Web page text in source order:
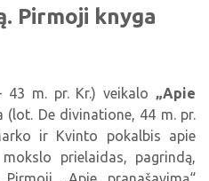
autoriaus balsu
„Atrask ir kurk"
Pirmoji knyga
43 m. pr. Kr.) veikalo „Apie
(lot. De divinatione, 44 m. pr.
ir Kvinto pokalbis apie
prielaidas, pagrindą,